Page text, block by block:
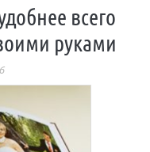
всего
руками